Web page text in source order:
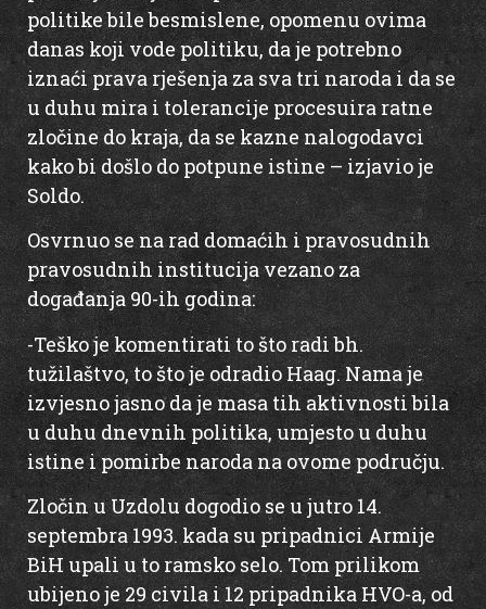
politike bile besmislene, opomenu ovima
danas koji vode politiku, da je potrebno
iznaći prava rješenja za sva tri naroda i da se
u duhu mira i tolerancije procesuira ratne
zločine do kraja, da se kazne nalogodavci
kako bi došlo do potpune istine – izjavio je
Soldo.
Osvrnuo se na rad domaćih i pravosudnih
pravosudnih institucija vezano za
događanja 90-ih godina:
-Teško je komentirati to što radi bh.
tužilaštvo, to što je odradio Haag. Nama je
izvjesno jasno da je masa tih aktivnosti bila
u duhu dnevnih politika, umjesto u duhu
istine i pomirbe naroda na ovome području.
Zločin u Uzdolu dogodio se u jutro 14.
septembra 1993. kada su pripadnici Armije
BiH upali u to ramsko selo. Tom prilikom
ubijeno je 29 civila i 12 pripadnika HVO-a, od